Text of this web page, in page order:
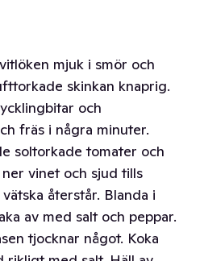
mjuk i smör och
skinkan knaprig.
och
fräs i några minuter.
soltorkade tomater och
vinet och sjud tills
återstår. Blanda i
av med salt och peppar.
tjocknar något. Koka